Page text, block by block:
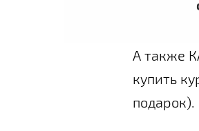
А также
купить
подарок).